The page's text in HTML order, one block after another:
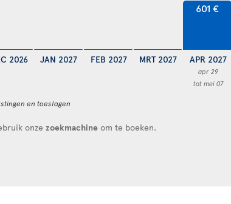
2026 JAN 2027 FEB 2027 MRT 2027
601 €
APR 2027
apr 29
tot mei 07
en toeslagen
onze zoekmachine om te boeken.